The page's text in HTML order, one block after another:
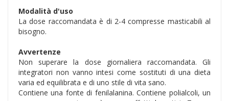
Modalità d'uso
La dose raccomandata è di 2-4 compresse masticabili al
bisogno.
Avvertenze
Non superare la dose giornaliera raccomandata. Gli
integratori non vanno intesi come sostituti di una dieta
varia ed equilibrata e di uno stile di vita sano.
Contiene una fonte di fenilalanina. Contiene polialcoli, un